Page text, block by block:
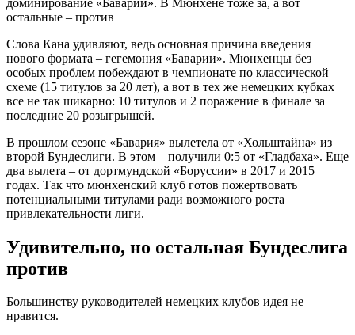
Слова Кана удивляют, ведь основная причина введения
нового формата – гегемония «Баварии». Мюнхенцы без
особых проблем побеждают в чемпионате по классической
схеме (15 титулов за 20 лет), а вот в тех же немецких кубках
все не так шикарно: 10 титулов и 2 поражение в финале за
последние 20 розыгрышей.
В прошлом сезоне «Бавария» вылетела от «Хольштайна» из
второй Бундеслиги. В этом – получили 0:5 от «Гладбаха». Еще
два вылета – от дортмундской «Боруссии» в 2017 и 2015
годах. Так что мюнхенский клуб готов пожертвовать
потенциальными титулами ради возможного роста
привлекательности лиги.
Удивительно, но остальная Бундеслига
против
Большинству руководителей немецких клубов идея не
нравится.